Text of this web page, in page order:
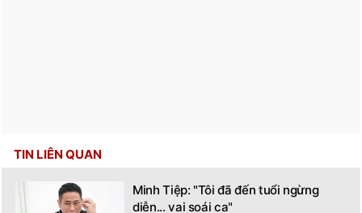
diễn... vai soái ca"